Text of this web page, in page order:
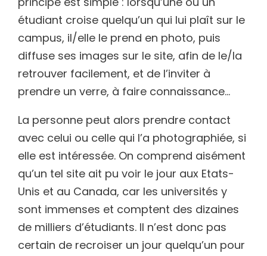
étudiant croise quelqu’un qui lui plaît sur le
campus, il/elle le prend en photo, puis
diffuse ses images sur le site, afin de le/la
retrouver facilement, et de l’inviter à
prendre un verre, à faire connaissance…
La personne peut alors prendre contact
avec celui ou celle qui l’a photographiée, si
elle est intéressée. On comprend aisément
qu’un tel site ait pu voir le jour aux Etats-
Unis et au Canada, car les universités y
sont immenses et comptent des dizaines
de milliers d’étudiants. Il n’est donc pas
certain de recroiser un jour quelqu’un pour